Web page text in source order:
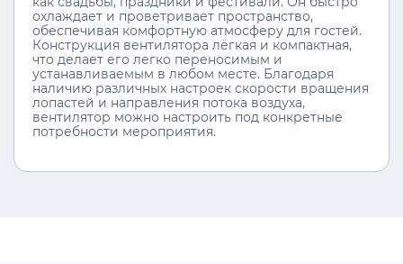
охлаждает и проветривает пространство,
обеспечивая комфортную атмосферу для гостей.
Конструкция вентилятора лёгкая и компактная,
что делает его легко переносимым и
устанавливаемым в любом месте. Благодаря
наличию различных настроек скорости вращения
лопастей и направления потока воздуха,
вентилятор можно настроить под конкретные
потребности мероприятия.